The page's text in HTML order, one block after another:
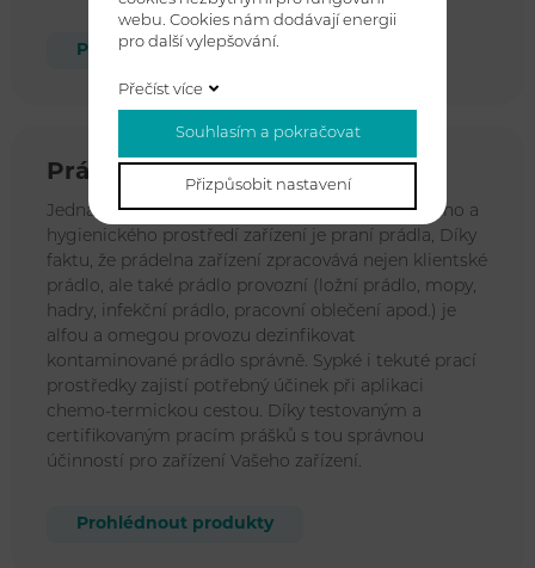
Prohlédnout produkty
Prádla
Jedna z nejdůležitějších částí zajištění bezpečného a
hygienického prostředí zařízení je praní prádla, Díky
faktu, že prádelna zařízení zpracovává nejen klientské
prádlo, ale také prádlo provozní (ložní prádlo, mopy,
hadry, infekční prádlo, pracovní oblečení apod.) je
alfou a omegou provozu dezinfikovat
kontaminované prádlo správně. Sypké i tekuté prací
prostředky zajistí potřebný účinek při aplikaci
chemo-termickou cestou. Díky testovaným a
certifikovaným pracím prášků s tou správnou
účinností pro zařízení Vašeho zařízení.
Prohlédnout produkty
webu. Cookies nám dodávají energii
pro další vylepšování.
Přečíst více
Souhlasím a pokračovat
Přizpůsobit nastavení